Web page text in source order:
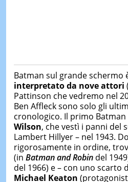
Batman sul grande schermo
interpretato da nove attori
Pattinson che vedremo nel
Ben Affleck sono solo gli
cronologico. Il primo
Wilson, che vestì i panni del
Lambert Hillyer – nel 1943.
rigorosamente in ordine,
(in Batman and Robindel
del 1966) e – con uno scarto
Michael Keaton